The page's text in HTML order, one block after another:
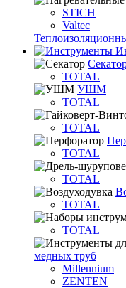
STICH
Valtec
TOTAL
УШМ
TOTAL
TOTAL
TOTAL
TOTAL
TOTAL
TOTAL
медных труб
Millennium
ZENTEN